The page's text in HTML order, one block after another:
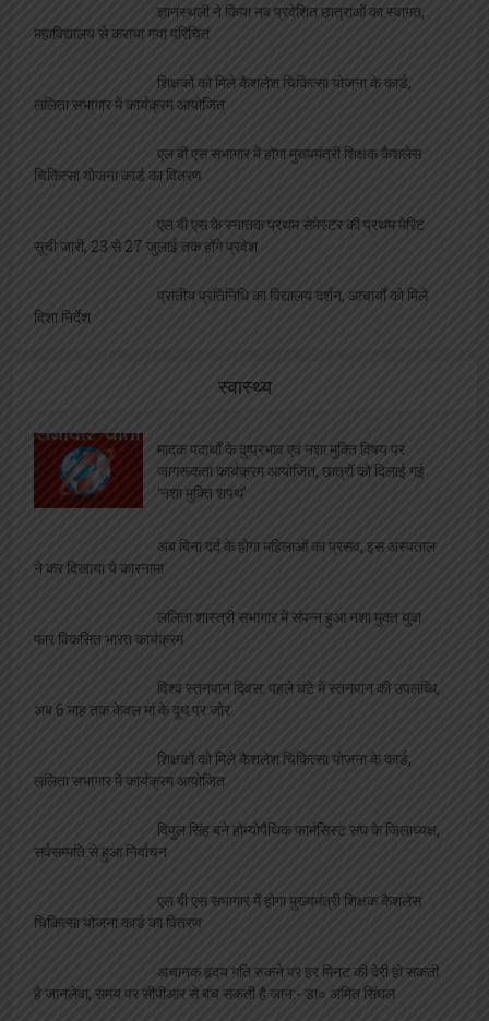
ज्ञानस्थली ने किया नव प्रवेशित छात्राओं का स्वागत,
महाविद्यालय से कराया गया परिचित
शिक्षकों को मिले कैशलेश चिकित्सा योजना के कार्ड,
ललिता सभागार में कार्यक्रम आयोजित
एल बी एस सभागार में होगा मुख्यमंत्री शिक्षक कैशलेस
चिकित्सा योजना कार्ड का वितरण
एल बी एस के स्नातक प्रथम सेमेस्टर की प्रथम मेरिट
सूची जारी, 23 से 27 जुलाई तक होंगे प्रवेश
प्रांतीय प्रतिनिधि का विद्यालय दर्शन, आचार्यों को मिले
दिशा निर्देश
स्वास्थ्य
मादक पदार्थों के दुष्प्रभाव एवं नशा मुक्ति विषय पर
जागरूकता कार्यक्रम आयोजित, छात्रों को दिलाई गई
‘नशा मुक्ति शपथ’
अब बिना दर्द के होगा महिलाओं का प्रसव, इस अस्पताल
ने कर दिखाया ये कारनामा
ललिता शास्त्री सभागार में संपन्न हुआ नशा मुक्त युवा
फार विकसित भारत कार्यक्रम
विश्व स्तनपान दिवस: पहले घंटे में स्तनपान की उपलब्धि,
अब 6 माह तक केवल मां के दूध पर जोर
शिक्षकों को मिले कैशलेश चिकित्सा योजना के कार्ड,
ललिता सभागार में कार्यक्रम आयोजित
विपुल सिंह बने होम्योपैथिक फार्मसिस्ट संघ के जिलाध्यक्ष,
सर्वसम्मति से हुआ निर्वाचन
एल बी एस सभागार में होगा मुख्यमंत्री शिक्षक कैशलेस
चिकित्सा योजना कार्ड का वितरण
अचानक हृदय गति रुकने पर हर मिनट की देरी हो सकती
है जानलेवा, समय पर सीपीआर से बच सकती है जान:- डा० अमित सिंघल